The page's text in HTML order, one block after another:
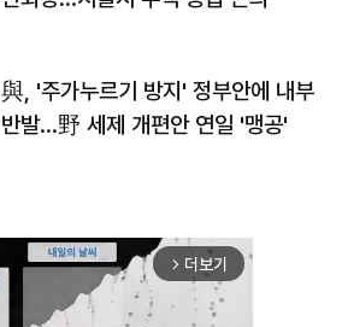
與, '주가누르기 방지' 정부안에 내부
반발…野 세제 개편안 연일 '맹공'
arrow_forward_ios 더보기